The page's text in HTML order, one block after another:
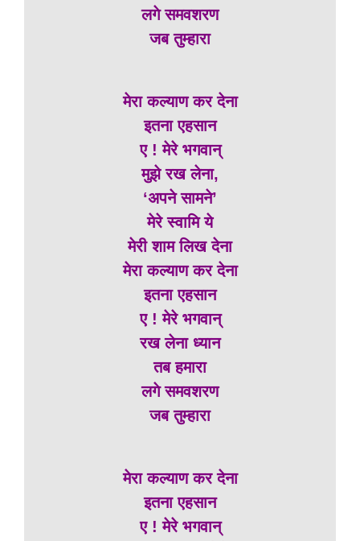
लगे समवशरण
जब तुम्हारा
मेरा कल्याण कर देना
इतना एहसान
ए ! मेरे भगवान्
मुझे रख लेना,
‘अपने सामने’
मेरे स्वामि ये
मेरी शाम लिख देना
मेरा कल्याण कर देना
इतना एहसान
ए ! मेरे भगवान्
रख लेना ध्यान
तब हमारा
लगे समवशरण
जब तुम्हारा
मेरा कल्याण कर देना
इतना एहसान
ए ! मेरे भगवान्